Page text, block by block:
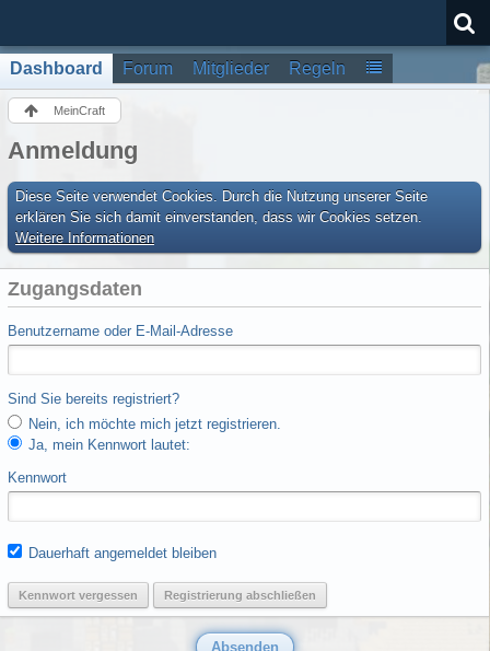
Dashboard Forum Mitglieder Regeln
MeinCraft
Anmeldung
Diese Seite verwendet Cookies. Durch die Nutzung unserer Seite
erklären Sie sich damit einverstanden, dass wir Cookies setzen.
Weitere Informationen
Zugangsdaten
Benutzername oder E-Mail-Adresse
Sind Sie bereits registriert?
Nein, ich möchte mich jetzt registrieren.
Ja, mein Kennwort lautet:
Kennwort
Dauerhaft angemeldet bleiben
Kennwort vergessen Registrierung abschließen